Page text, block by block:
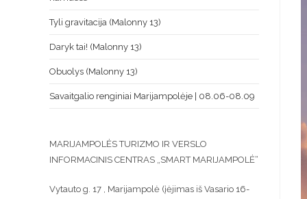
Tyli gravitacija (Malonny 13)
Daryk tai! (Malonny 13)
Obuolys (Malonny 13)
Savaitgalio renginiai Marijampolėje | 08.06-08.09
MARIJAMPOLĖS TURIZMO IR VERSLO
INFORMACINIS CENTRAS „SMART MARIJAMPOLĖ“
Vytauto g. 17 , Marijampolė (įėjimas iš Vasario 16-